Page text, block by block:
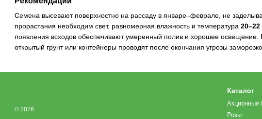
Семена высевают поверхностно на рассаду в январе–феврале, не
прорастания необходим свет, равномерная влажность и температура 20–22
появления всходов обеспечивают умеренный полив и хорошее освещение.
открытый грунт или контейнеры проводят после окончания угрозы
© 2026
Каталог
Акционные
Розы